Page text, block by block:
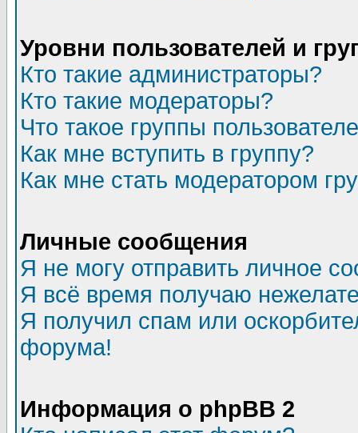
Уровни пользователей и
Кто такие администраторы?
Кто такие модераторы?
Что такое группы
Как мне вступить в группу?
Как мне стать модератором
Личные сообщения
Я не могу отправить личное
Я всё время получаю
Я получил спам или
форума!
Информация о phpBB 2